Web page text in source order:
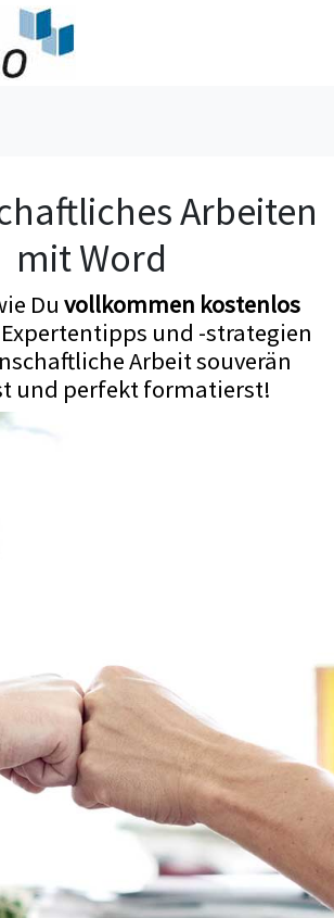
Arbeiten
mit Word
Du vollkommen kostenlos
und -strategien
Arbeit souverän
und perfekt formatierst!